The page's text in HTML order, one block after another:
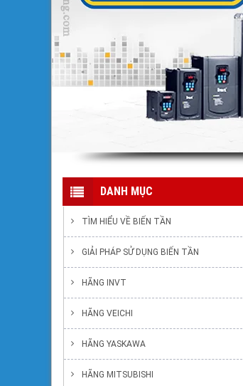
DANH MỤC
TÌM HIỂU VỀ BIẾN TẦN
GIẢI PHÁP SỬ DỤNG BIẾN TẦN
HÃNG INVT
HÃNG VEICHI
HÃNG YASKAWA
HÃNG MITSUBISHI